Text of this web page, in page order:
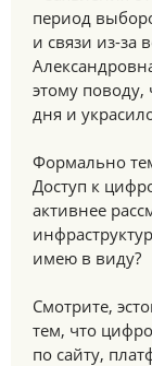
период
и связи из-за
этому поводу,
дня и
Формально
Доступ к
активнее
имею в виду?
Смотрите,
тем, что
по сайту,